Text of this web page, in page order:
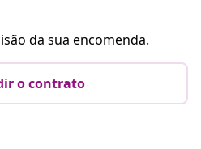
da sua encomenda.
o contrato